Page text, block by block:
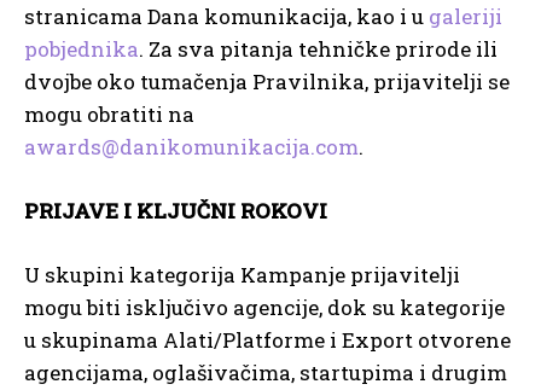
stranicama Dana komunikacija, kao i u galeriji
pobjednika. Za sva pitanja tehničke prirode ili
dvojbe oko tumačenja Pravilnika, prijavitelji se
mogu obratiti na
awards@danikomunikacija.com.
PRIJAVE I KLJUČNI ROKOVI
U skupini kategorija Kampanje prijavitelji
mogu biti isključivo agencije, dok su kategorije
u skupinama Alati/Platforme i Export otvorene
agencijama, oglašivačima, startupima i drugim